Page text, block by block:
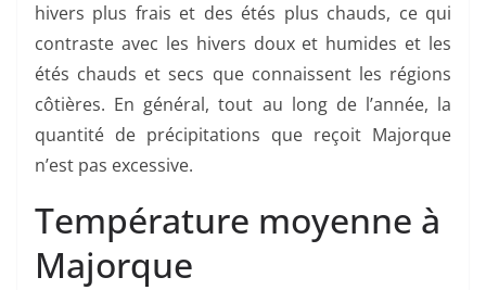
hivers plus frais et des étés plus chauds, ce qui
contraste avec les hivers doux et humides et les
étés chauds et secs que connaissent les régions
côtières. En général, tout au long de l’année, la
quantité de précipitations que reçoit Majorque
n’est pas excessive.
Température moyenne à
Majorque